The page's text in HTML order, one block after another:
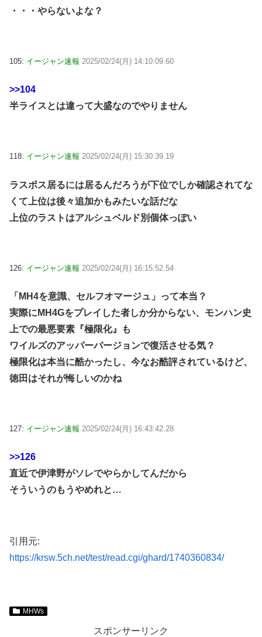
・・・やらないよな？
105: イージャン速報 2025/02/24(月) 14:10:09.60
>>104
半ライスとは違って大盛なのでやりません
118: イージャン速報 2025/02/24(月) 15:30:39.19
ラスボス居るには居るんだろうが下位でしか確認されてな
くて上位は後々追加かもみたいな話だな
上位のラストはアルシュベルド別個体っぽい
126: イージャン速報 2025/02/24(月) 16:15:52.54
「MH4を意識、セルフオマージュ」って本当？
実際にMH4Gをプレイした者しか分からない、モンハン史
上での最悪要素『極限化』も
ワイルズのアッパーバージョンで復活させる気？
極限化は本当に酷かったし、今なお酷評されているけど、
徳田はそれが悔しいのかね
127: イージャン速報 2025/02/24(月) 16:43:42.28
>>126
直近で伊津野がソレでやらかしてんだから
そういうのもうやめれと…
引用元:
https://krsw.5ch.net/test/read.cgi/ghard/1740360834/
MHWs
スポンサーリンク